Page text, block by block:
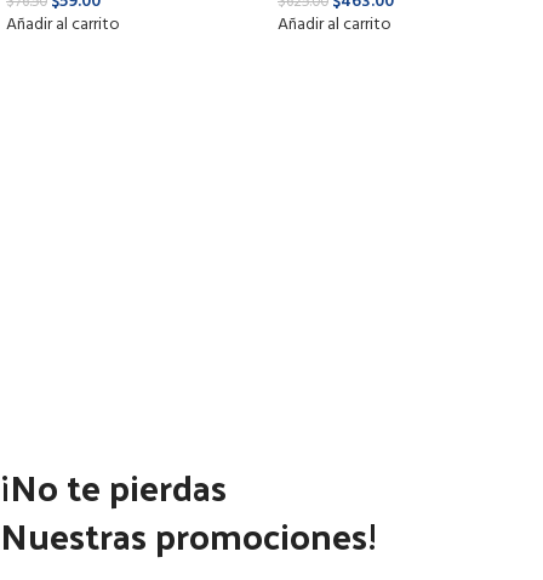
Añadir al carrito Añadir al carrito
¡No te pierdas
Nuestras promociones!